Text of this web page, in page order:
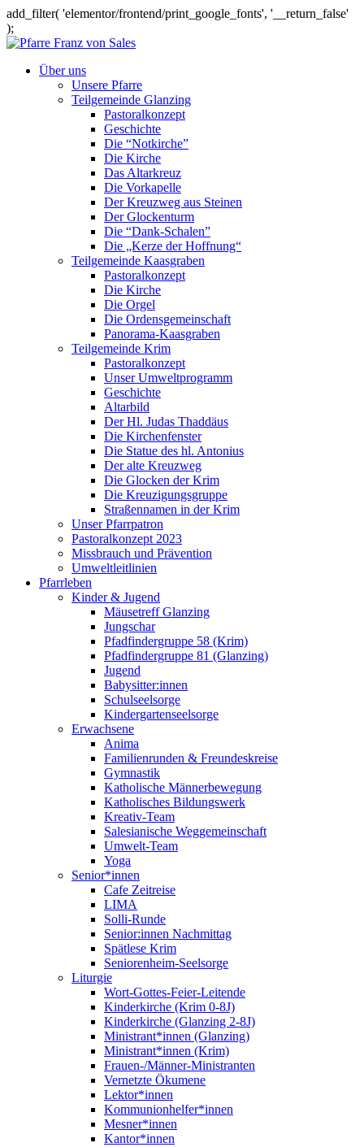
add_filter( 'elementor/frontend/print_google_fonts', '__return_false'
);
Über uns
Unsere Pfarre
Teilgemeinde Glanzing
Pastoralkonzept
Geschichte
Die “Notkirche”
Die Kirche
Das Altarkreuz
Die Vorkapelle
Der Kreuzweg aus Steinen
Der Glockenturm
Die “Dank-Schalen”
Die „Kerze der Hoffnung“
Teilgemeinde Kaasgraben
Pastoralkonzept
Die Kirche
Die Orgel
Die Ordensgemeinschaft
Panorama-Kaasgraben
Teilgemeinde Krim
Pastoralkonzept
Unser Umweltprogramm
Geschichte
Altarbild
Der Hl. Judas Thaddäus
Die Kirchenfenster
Die Statue des hl. Antonius
Der alte Kreuzweg
Die Glocken der Krim
Die Kreuzigungsgruppe
Straßennamen in der Krim
Unser Pfarrpatron
Pastoralkonzept 2023
Missbrauch und Prävention
Umweltleitlinien
Pfarrleben
Kinder & Jugend
Mäusetreff Glanzing
Jungschar
Pfadfindergruppe 58 (Krim)
Pfadfindergruppe 81 (Glanzing)
Jugend
Babysitter:innen
Schulseelsorge
Kindergartenseelsorge
Erwachsene
Anima
Familienrunden & Freundeskreise
Gymnastik
Katholische Männerbewegung
Katholisches Bildungswerk
Kreativ-Team
Salesianische Weggemeinschaft
Umwelt-Team
Yoga
Senior*innen
Cafe Zeitreise
LIMA
Solli-Runde
Senior:innen Nachmittag
Spätlese Krim
Seniorenheim-Seelsorge
Liturgie
Wort-Gottes-Feier-Leitende
Kinderkirche (Krim 0-8J)
Kinderkirche (Glanzing 2-8J)
Ministrant*innen (Glanzing)
Ministrant*innen (Krim)
Frauen-/Männer-Ministranten
Vernetzte Ökumene
Lektor*innen
Kommunionhelfer*innen
Mesner*innen
Kantor*innen